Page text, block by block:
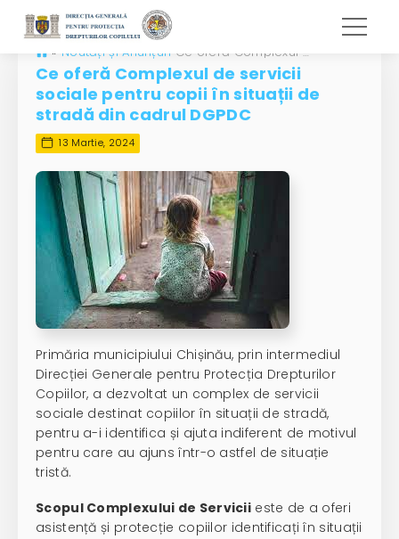
» Noutăți și Anunțuri Ce oferă Complexul de servicii sociale pentru copii în situații de stradă din cadrul DGPDC
Ce oferă Complexul de servicii
sociale pentru copii în situații de
stradă din cadrul DGPDC
13 Martie, 2024
Primăria municipiului Chișinău, prin intermediul
Direcției Generale pentru Protecția Drepturilor
Copiilor, a dezvoltat un complex de servicii
sociale destinat copiilor în situații de stradă,
pentru a-i identifica și ajuta indiferent de motivul
pentru care au ajuns într-o astfel de situație
tristă.
Scopul Complexului de Servicii este de a oferi
asistență și protecție copiilor identificați în situații